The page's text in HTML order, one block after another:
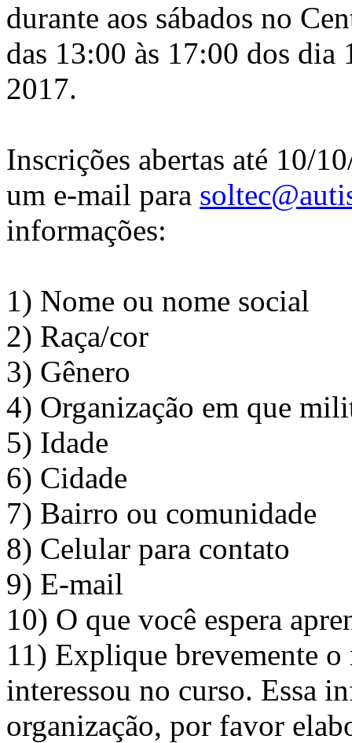
durante aos sábados no
das 13:00 às 17:00 dos
2017.
Inscrições abertas até 10/
um e-mail para
informações:
1) Nome ou nome social
2) Raça/cor
3) Gênero
4) Organização em que
5) Idade
6) Cidade
7) Bairro ou comunidade
8) Celular para contato
9) E-mail
10) O que você espera
11) Explique brevemente
interessou no curso. Essa
organização, por favor